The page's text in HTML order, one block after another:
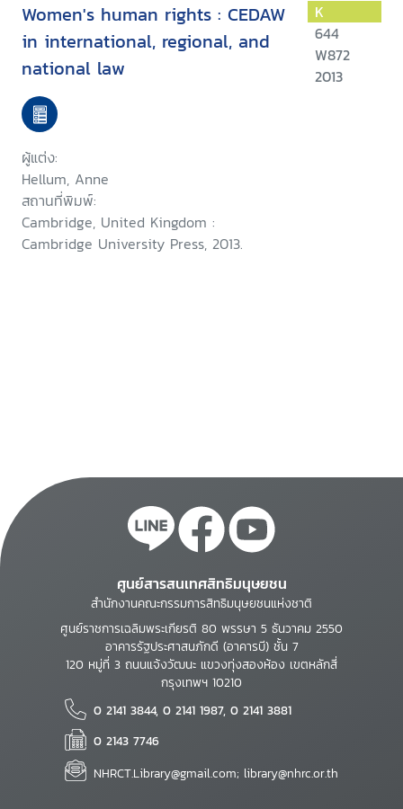
Women's human rights : CEDAW
in international, regional, and
national law
ผู้แต่ง:
Hellum, Anne
สถานที่พิมพ์:
Cambridge, United Kingdom :
Cambridge University Press, 2013.
K
644
W872
2013
ศูนย์สารสนเทศสิทธิมนุษยชน
สำนักงานคณะกรรมการสิทธิมนุษยชนแห่งชาติ
ศูนย์ราชการเฉลิมพระเกียรติ 80 พรรษา 5 ธันวาคม 2550
อาคารรัฐประศาสนภักดี (อาคารบี) ชั้น 7
120 หมู่ที่ 3 ถนนแจ้งวัฒนะ แขวงทุ่งสองห้อง เขตหลักสี่
กรุงเทพฯ 10210
0 2141 3844, 0 2141 1987, 0 2141 3881
0 2143 7746
NHRCT.Library@gmail.com; library@nhrc.or.th